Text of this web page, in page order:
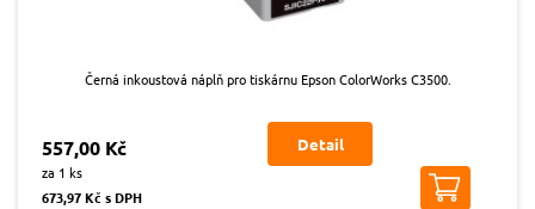
Černá inkoustová náplň pro tiskárnu Epson ColorWorks C3500.
557,00 Kč
za 1 ks
673,97 Kč s DPH
Detail